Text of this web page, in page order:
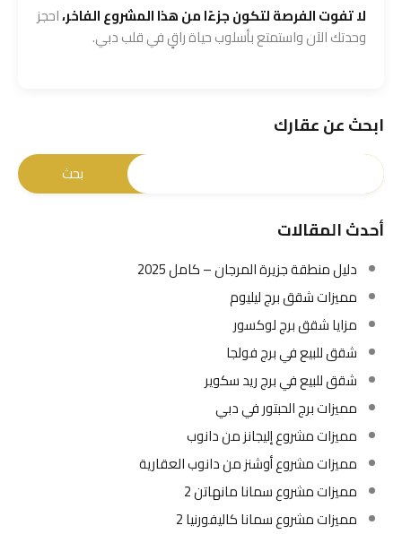
لا تفوت الفرصة لتكون جزءًا من هذا المشروع الفاخر،احجز
وحدتك الآن واستمتع بأسلوب حياة راقٍ في قلب دبي.
ابحث عن عقارك
أحدث المقالات
دليل منطقة جزيرة المرجان – كامل 2025
مميزات شقق برج ليليوم
مزايا شقق برج لوكسور
شقق للبيع في برج فولجا
شقق للبيع في برج ريد سكوير
مميزات برج الحبتور في دبي
مميزات مشروع إليجانز من دانوب
مميزات مشروع أوشنز من دانوب العقارية
مميزات مشروع سمانا مانهاتن 2
مميزات مشروع سمانا كاليفورنيا 2